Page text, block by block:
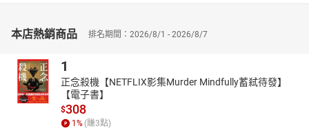
本店熱銷商品 排名期間：2026/8/1 - 2026/8/7
1
正念殺機【NETFLIX影集Murder Mindfully蓄弒待發】
【電子書】
$308
1 % (賺3點)